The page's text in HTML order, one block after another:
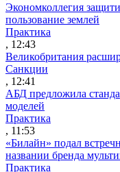
Экономколлегия
пользование землей
Практика
, 12:43
Великобритания
Санкции
, 12:41
АБД предложила
моделей
Практика
, 11:53
«Билайн» подал
названии бренда
Практика